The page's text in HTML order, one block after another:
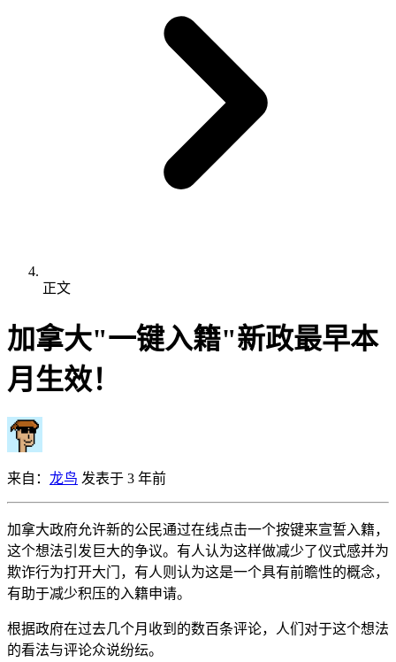
正文
加拿大"一键入籍"新政最早本
月生效！
来自： 龙鸟 发表于 3 年前
加拿大政府允许新的公民通过在线点击一个按键来宣誓入籍，
这个想法引发巨大的争议。有人认为这样做减少了仪式感并为
欺诈行为打开大门，有人则认为这是一个具有前瞻性的概念，
有助于减少积压的入籍申请。
根据政府在过去几个月收到的数百条评论，人们对于这个想法
的看法与评论众说纷纭。